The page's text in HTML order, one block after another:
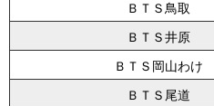
ＢＴＳ鳥取
ＢＴＳ井原
ＢＴＳ岡山わけ
ＢＴＳ尾道